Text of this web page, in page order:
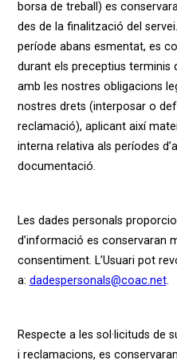
borsa de treball) es
des de la finalització del
període abans esmentat, es
durant els preceptius terminis
amb les nostres obligacions
nostres drets (interposar o
reclamació), aplicant així
interna relativa als períodes
documentació.
Les dades personals
d’informació es conservaran
consentiment. L’Usuari pot
a: dadespersonals@coac.net.
Respecte a les sol·licituds de
i reclamacions, es